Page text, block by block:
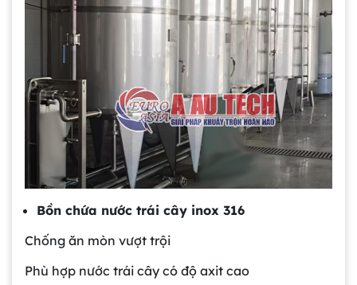
Bồn chứa nước trái cây inox 316
Chống ăn mòn vượt trội
Phù hợp nước trái cây có độ axit cao